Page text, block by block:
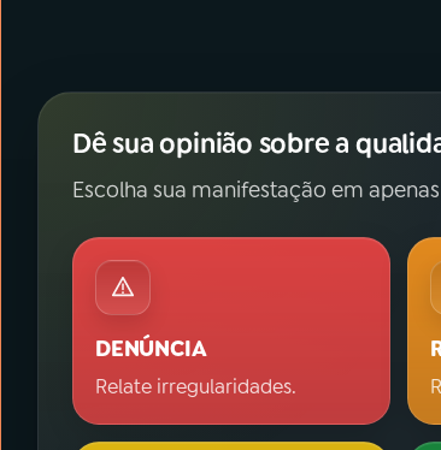
Dê sua opinião sobre a
Escolha sua manifestação em
DENÚNCIA
Relate irregularidades.